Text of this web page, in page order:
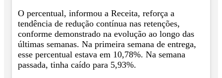
O percentual, informou a Receita, reforça a
tendência de redução contínua nas retenções,
conforme demonstrado na evolução ao longo das
últimas semanas. Na primeira semana de entrega,
esse percentual estava em 10,78%. Na semana
passada, tinha caído para 5,93%.